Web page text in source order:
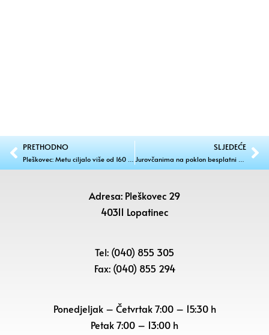
PRETHODNO
Pleškovec: Metu ciljalo više od 160 mladih natjecatelja
SLJEDEĆE
Jurovčanima na poklon besplatni koncert klape Sv. Juraj i orkestra HRM
Adresa: Pleškovec 29
40311 Lopatinec
Tel: (040) 855 305
Fax: (040) 855 294
Ponedjeljak – Četvrtak 7:00 – 15:30 h
Petak7:00 – 13:00 h